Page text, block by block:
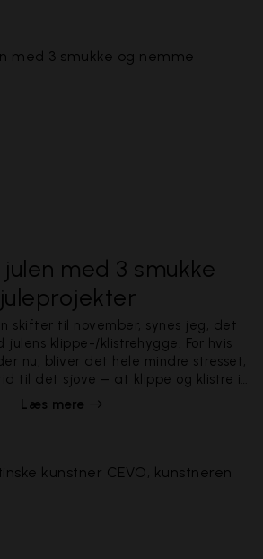
med 3 smukke
skifter til november, synes jeg, det
klippe-/klistrehygge. For hvis
nu, bliver det hele mindre stresset,
til det sjove – at klippe og klistre i
brug for nogen særlige
Læs mere